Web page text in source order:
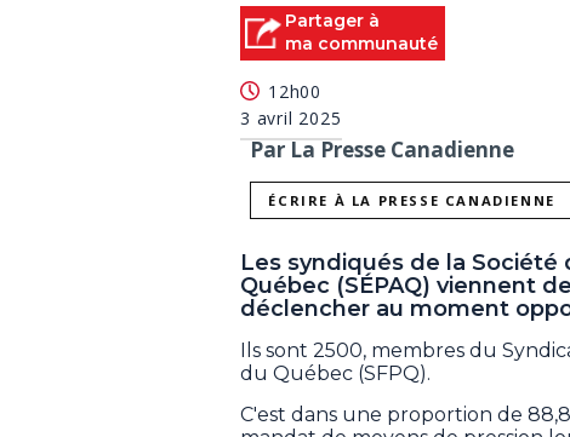
Partager à
ma communauté
12h00
3 avril 2025
Par La Presse Canadienne
ÉCRIRE À LA PRESSE CANADIENNE
Les syndiqués de la
Québec (SÉPAQ) viennent
déclencher au moment
Ils sont 2500, membres du
du Québec (SFPQ).
C'est dans une proportion de